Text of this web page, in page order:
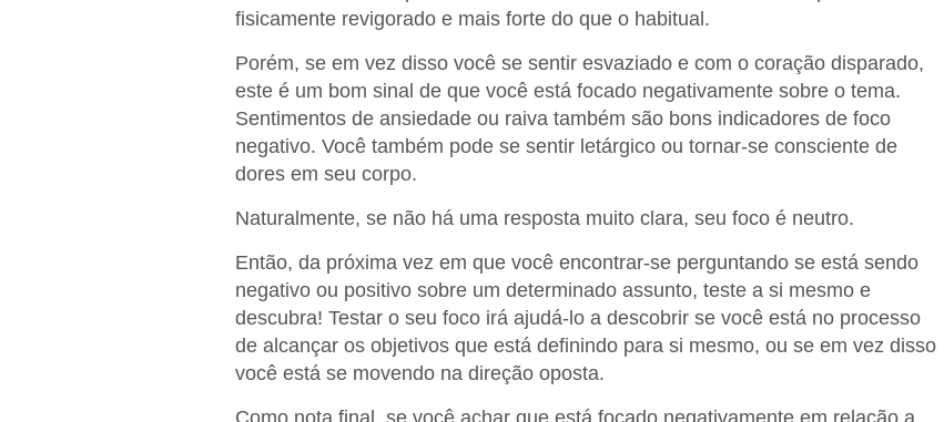
fisicamente revigorado e mais forte do que o habitual.
Porém, se em vez disso você se sentir esvaziado e com o coração disparado,
este é um bom sinal de que você está focado negativamente sobre o tema.
Sentimentos de ansiedade ou raiva também são bons indicadores de foco
negativo. Você também pode se sentir letárgico ou tornar-se consciente de
dores em seu corpo.
Naturalmente, se não há uma resposta muito clara, seu foco é neutro.
Então, da próxima vez em que você encontrar-se perguntando se está sendo
negativo ou positivo sobre um determinado assunto, teste a si mesmo e
descubra! Testar o seu foco irá ajudá-lo a descobrir se você está no processo
de alcançar os objetivos que está definindo para si mesmo, ou se em vez disso
você está se movendo na direção oposta.
Como nota final, se você achar que está focado negativamente em relação a